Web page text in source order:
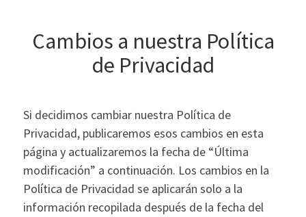
Cambios a nuestra Política
de Privacidad
Si decidimos cambiar nuestra Política de
Privacidad, publicaremos esos cambios en esta
página y actualizaremos la fecha de “Última
modificación” a continuación. Los cambios en la
Política de Privacidad se aplicarán solo a la
información recopilada después de la fecha del